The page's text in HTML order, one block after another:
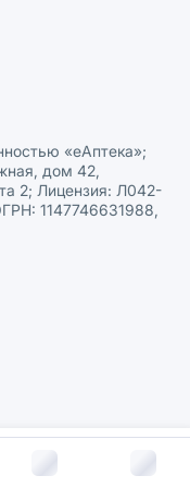
данных
«еАптека»;
дом 42,
2; Лицензия: Л042-
1147746631988,